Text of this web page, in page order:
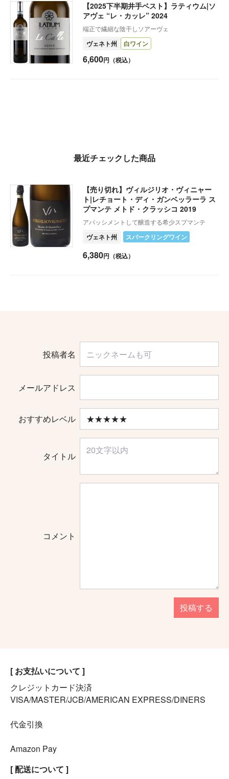
【2025下半期井手ベスト】ラティウム|ソ
アヴェ “レ・カッレ” 2024
端正で繊細な陰干しソアーヴェ
ヴェネト州 白ワイン
6,600円（税込）
最近チェックした商品
【売り切れ】ヴィルジリオ・ヴィニャー
ト|レチョート・ディ・ガンベッラーラ ス
プマンテ メトド・クラッシコ 2019
アパッシメントして醸造する希少スプマンテ
ヴェネト州 スパークリングワイン
6,380円（税込）
投稿者名
メールアドレス
おすすめレベル
タイトル
コメント
投稿する
[ お支払いについて ]
クレジットカード決済
VISA/MASTER/JCB/AMERICAN EXPRESS/DINERS
代金引換
Amazon Pay
[ 配送について ]